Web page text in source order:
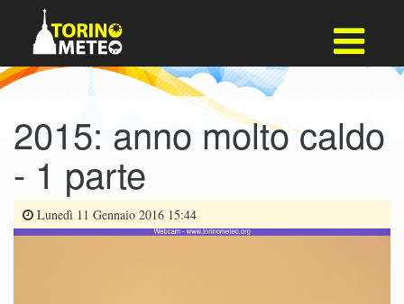
2015: anno molto caldo
- 1 parte
Lunedì 11 Gennaio 2016 15:44